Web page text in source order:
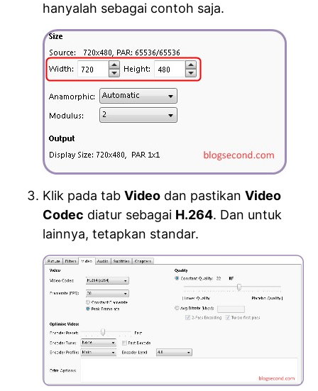
hanyalah sebagai contoh saja.
Klik pada tab Video dan pastikan Video
Codec diatur sebagai H.264. Dan untuk
lainnya, tetapkan standar.